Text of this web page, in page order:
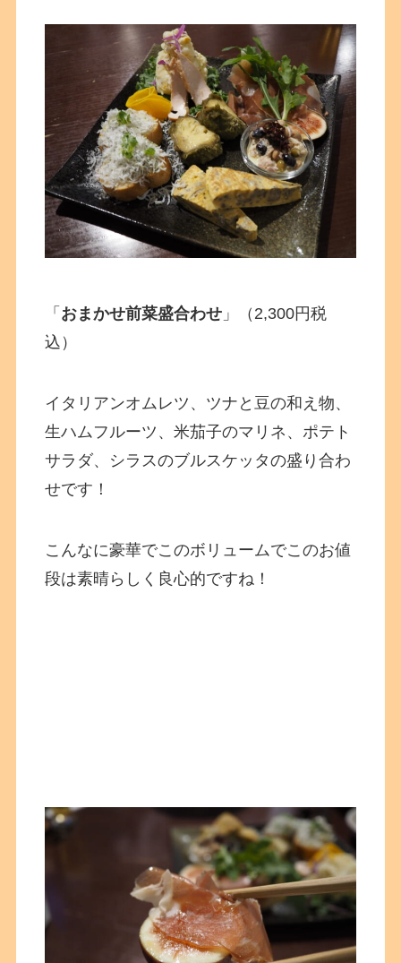
「 おまかせ前菜盛合わせ 」（2,300円税
込）
イタリアンオムレツ、ツナと豆の和え物、
生ハムフルーツ、米茄子のマリネ、ポテト
サラダ、シラスのブルスケッタの盛り合わ
せです！
こんなに豪華でこのボリュームでこのお値
段は素晴らしく良心的ですね！